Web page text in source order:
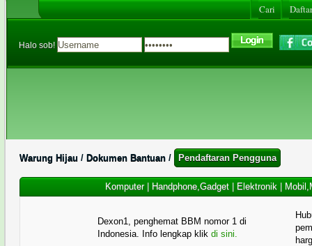
Cari
Halo sob!
Warung Hijau / Dokumen Bantuan / Pendaftaran Pengguna
Komputer| Handphone,Gadget| Elektronik|
Dexon1, penghemat BBM nomor 1 di
Indonesia. Info lengkap klik di sini.